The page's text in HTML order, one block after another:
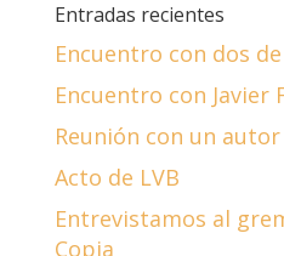
Entradas recientes
Encuentro con dos
Encuentro con Javier
Reunión con un autor
Acto de LVB
Entrevistamos al
Copia